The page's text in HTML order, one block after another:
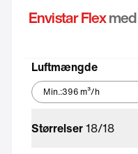
Envistar Flexmed
Luftmængde
Min.:396 m³/h
Størrelser18/18